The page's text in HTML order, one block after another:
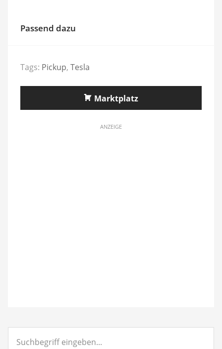
Passend dazu
Tags: Pickup, Tesla
Marktplatz
ANZEIGE
eingeben...